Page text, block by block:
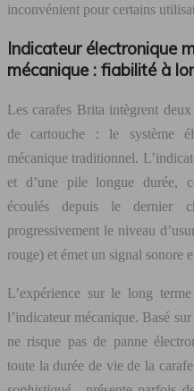
inconvénient pour certains
Indicateur électronique
mécanique : fiabilité à
Les carafes Brita intègrent
de cartouche : le système
mécanique traditionnel.
et d’une pile longue durée,
écoulés depuis le dernier
progressivement le niveau
rouge) et émet un signal sonore
L’expérience sur le long
l’indicateur mécanique. Basé
ne risque pas de panne
toute la durée de vie de la